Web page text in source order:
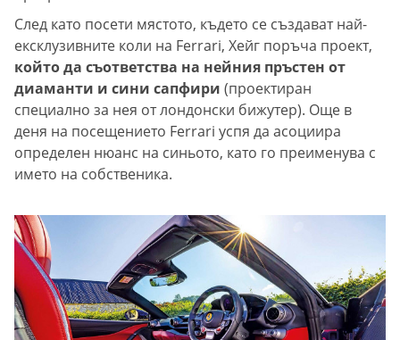
След като посети мястото, където се създават най-
ексклузивните коли на Ferrari, Хейг поръча проект,
който да съответства на нейния пръстен от
диаманти и сини сапфири (проектиран
специално за нея от лондонски бижутер). Още в
деня на посещението Ferrari успя да асоциира
определен нюанс на синьото, като го преименува с
името на собственика.